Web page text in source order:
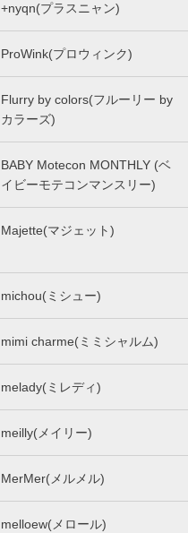
+nyqn(プラスニャン)
ProWink(プロウィンク)
Flurry by colors(フルーリー by
カラーズ)
BABY Motecon MONTHLY (ベ
イビーモテコンマンスリー)
Majette(マジェット)
michou(ミシュー)
mimi charme(ミミシャルム)
melady(ミレディ)
meilly(メイリー)
MerMer(メルメル)
melloew(メロール)